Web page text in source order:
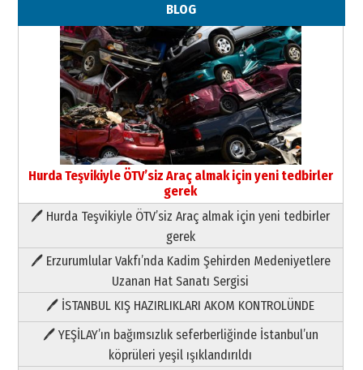
BLOG
Hurda Teşvikiyle ÖTV’siz Araç almak için yeni tedbirler
gerek
🖊 Hurda Teşvikiyle ÖTV’siz Araç almak için yeni tedbirler
gerek
🖊 Erzurumlular Vakfı’nda Kadim Şehirden Medeniyetlere
Uzanan Hat Sanatı Sergisi
🖊 İSTANBUL KIŞ HAZIRLIKLARI AKOM KONTROLÜNDE
🖊 YEŞİLAY’ın bağımsızlık seferberliğinde İstanbul’un
köprüleri yeşil ışıklandırıldı
Paranın Aile Kültüründeki Yeri
03 Ağustos 2026 Pazartesi
Yıldırım Gündoğdu
HAVVA’NIN ÜÇ KIZI
09 Temmuz 2026 Perşembe
Yusuf POLAT
Şampiyonluk Sebahattin Şirin’e
yazar
11 Mayıs 2026 Pazartesi
Paranın Aile Kültüründeki Yeri
03 Ağustos 2026 Pazartesi
Yıldırım Gündoğdu
HAVVA’NIN ÜÇ KIZI
09 Temmuz 2026 Perşembe